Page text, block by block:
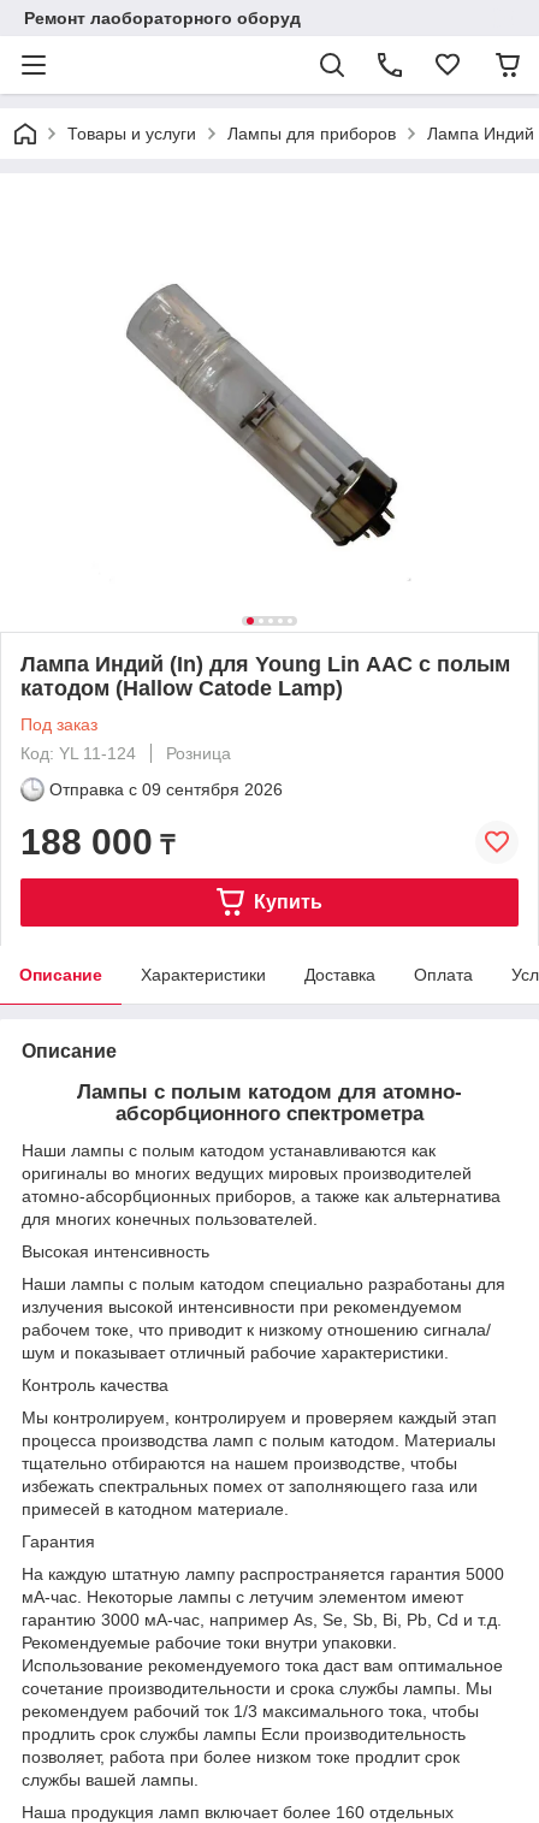
Ремонт лаобораторного оборуд
Товары и услуги Лампы для приборов Лампа Индий
Лампа Индий (In) для Young Lin ААС с полым
катодом (Hallow Catode Lamp)
Под заказ
Код: YL 11-124
Розница
Отправка с 09 сентября 2026
188 000 ₸
Купить
Описание Характеристики Доставка Оплата
Описание
Лампы с полым катодом для атомно-
абсорбционного спектрометра
Наши лампы с полым катодом устанавливаются как
оригиналы во многих ведущих мировых производителей
атомно-абсорбционных приборов, а также как альтернатива
для многих конечных пользователей.
Высокая интенсивность
Наши лампы с полым катодом специально разработаны для
излучения высокой интенсивности при рекомендуемом
рабочем токе, что приводит к низкому отношению сигнала/
шум и показывает отличный рабочие характеристики.
Контроль качества
Мы контролируем, контролируем и проверяем каждый этап
процесса производства ламп с полым катодом. Материалы
тщательно отбираются на нашем производстве, чтобы
избежать спектральных помех от заполняющего газа или
примесей в катодном материале.
Гарантия
На каждую штатную лампу распространяется гарантия 5000
мА-час. Некоторые лампы с летучим элементом имеют
гарантию 3000 мА-час, например As, Se, Sb, Bi, Pb, Cd и т.д.
Рекомендуемые рабочие токи внутри упаковки.
Использование рекомендуемого тока даст вам оптимальное
сочетание производительности и срока службы лампы. Мы
рекомендуем рабочий ток 1/3 максимального тока, чтобы
продлить срок службы лампы Если производительность
позволяет, работа при более низком токе продлит срок
службы вашей лампы.
Наша продукция ламп включает более 160 отдельных